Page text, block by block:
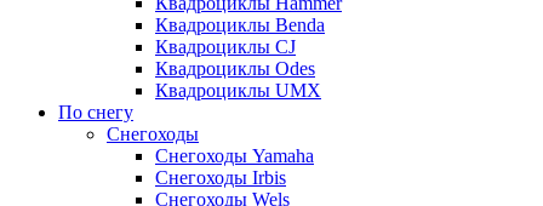
Квадроциклы Benda
Квадроциклы CJ
Квадроциклы Odes
Квадроциклы UMX
По снегу
Снегоходы
Снегоходы Yamaha
Снегоходы Irbis
Снегоходы Wels